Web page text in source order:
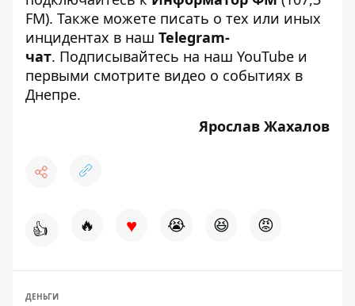
FM). Также можете писать о тех или иных
инцидентах в наш Telegram-
чат. Подписывайтесь на наш YouTube и
первыми смотрите видео о событиях в
Днепре.
Ярослав Жахалов
👍 🔥 ♥ 😭 😆 😡
ДЕНЬГИ